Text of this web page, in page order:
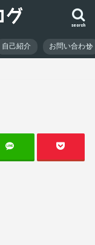
search
自己紹介 お問い合わせ